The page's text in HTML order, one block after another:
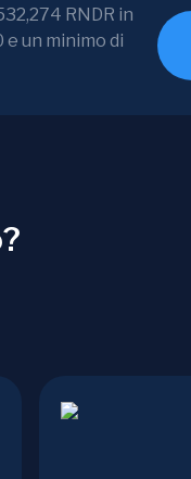
RNDR in
un minimo di